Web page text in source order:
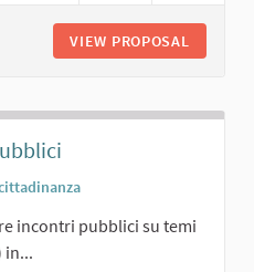
VIEW PROPOSAL
incontri pubblici su temi
in...